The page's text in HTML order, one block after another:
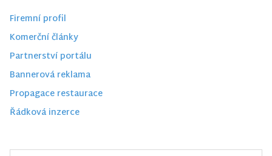
Firemní profil
Komerční články
Partnerství portálu
Bannerová reklama
Propagace restaurace
Řádková inzerce